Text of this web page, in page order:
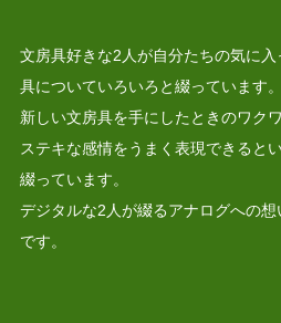
文房具好きな2人が自分たちの気に
具についていろいろと綴っています。
新しい文房具を手にしたときのワク
ステキな感情をうまく表現できると
綴っています。
デジタルな2人が綴るアナログへの
です。